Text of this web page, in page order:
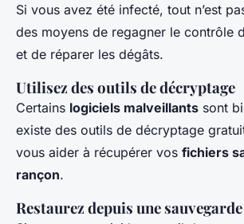
Si vous avez été infecté, tout n’est
des moyens de regagner le contrôle
et de réparer les dégâts.
Utilisez des outils de décryptage
Certains logiciels malveillants sont
existe des outils de décryptage
vous aider à récupérer vos fichiers
rançon.
Restaurez depuis une